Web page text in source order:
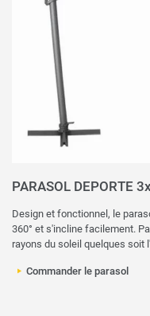
PARASOL DEPORTE
Design et fonctionnel, le
360° et s'incline facilement.
rayons du soleil quelques soit
Commander le parasol